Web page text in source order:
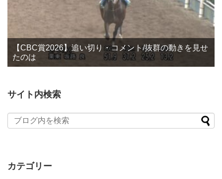
【CBC賞2026】追い切り・コメント/抜群の動きを見せ
たのは
サイト内検索
カテゴリー